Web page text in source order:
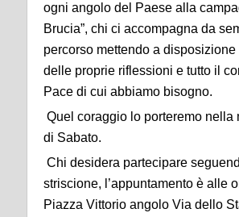
ogni angolo del Paese alla
Brucia”, chi ci accompagna da
percorso mettendo a
delle proprie riflessioni e tutto il
Pace di cui abbiamo bisogno.
Quel coraggio lo porteremo nella
di Sabato.
Chi desidera partecipare
striscione, l’appuntamento è alle
Piazza Vittorio angolo Via dello